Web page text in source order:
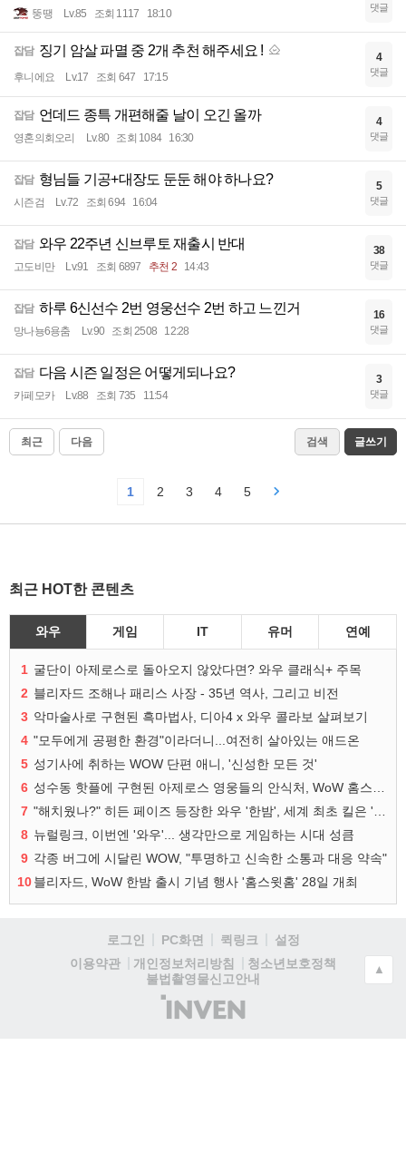
뚱땡 Lv.85 조회 1117 18:10 댓글
잡담 징기 암살 파멸 중 2개 추천 해주세요 !
후니에요 Lv.17 조회 647 17:15
4
댓글
잡담 언데드 종특 개편해줄 날이 오긴 올까
영혼의회오리 Lv.80 조회 1084 16:30
4
댓글
잡담 형님들 기공+대장도 둔둔 해야 하나요?
시즌검 Lv.72 조회 694 16:04
5
댓글
잡담 와우 22주년 신브루토 재출시 반대
고도비만 Lv.91 조회 6897 추천 2 14:43
38
댓글
잡담 하루 6신선수 2번 영웅선수 2번 하고 느낀거
망나뇽6용춤 Lv.90 조회 2508 12:28
16
댓글
잡담 다음 시즌 일정은 어떻게되나요?
카페모카 Lv.88 조회 735 11:54
3
댓글
최근 다음 검색 글쓰기
1 2 3 4 5
최근 HOT한 콘텐츠
와우 게임 IT 유머 연예
1 굴단이 아제로스로 돌아오지 않았다면? 와우 클래식+ 주목
2 블리자드 조해나 패리스 사장 - 35년 역사, 그리고 비전
3 악마술사로 구현된 흑마법사, 디아4 x 와우 콜라보 살펴보기
4 "모두에게 공평한 환경"이라더니...여전히 살아있는 애드온
5 성기사에 취하는 WOW 단편 애니, '신성한 모든 것'
6
7
8 뉴럴링크, 이번엔 '와우'... 생각만으로 게임하는 시대 성큼
9 각종 버그에 시달린 WOW, "투명하고 신속한 소통과 대응 약속"
10블리자드, WoW 한밤 출시 기념 행사 '홈스윗홈' 28일 개최
로그인 PC화면 퀵링크
설정
이용약관
개인정보처리방침
청소년보호정책
불법촬영물신고안내
(주)
인
▲